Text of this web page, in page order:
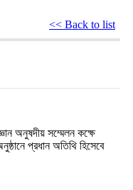
<< Back to list
অনুষদীয় সম্মেলন কক্ষে
প্রধান অতিথি হিসেবে